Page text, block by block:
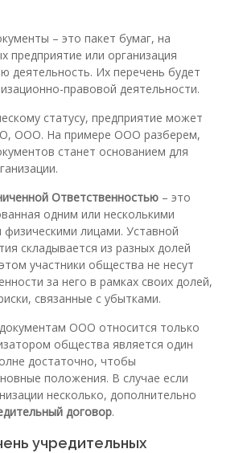
– это пакет бумаг, на
предприятие или организация
деятельность. Их перечень будет
правовой деятельности.
статусу, предприятие может
ООО. На примере ООО разберем,
станет основанием для
Ответственностью – это
одним или несколькими
лицами. Уставной
складывается из разных долей
участники общества не несут
за него в рамках своих долей,
связанные с убытками.
ООО относится только
общества является один
достаточно, чтобы
положения. В случае если
несколько, дополнительно
договор.
учредительных